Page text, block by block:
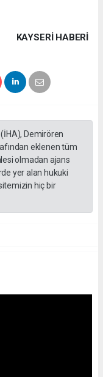
KAYSERI HABERİ
Demirören
eklenen tüm
olmadan ajans
yer alan hukuki
hiç bir